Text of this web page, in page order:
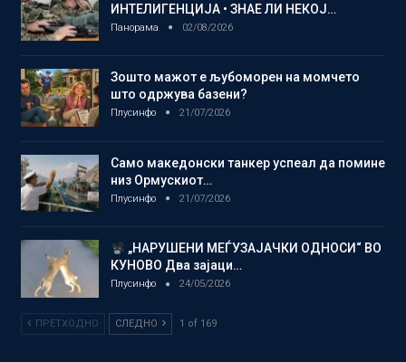
ИНТЕЛИГЕНЦИЈА • ЗНАЕ ЛИ НЕКОЈ…
Панорама 02/08/2026
Зошто мажот е љубоморен на момчето
што одржува базени?
Плусинфо 21/07/2026
Само македонски танкер успеал да помине
низ Ормускиот…
Плусинфо 21/07/2026
„НАРУШЕНИ МЕЃУЗАЈАЧКИ ОДНОСИ“ ВО
КУНОВО Два зајаци…
Плусинфо 24/05/2026
ПРЕТХОДНО СЛЕДНО 1 of 169